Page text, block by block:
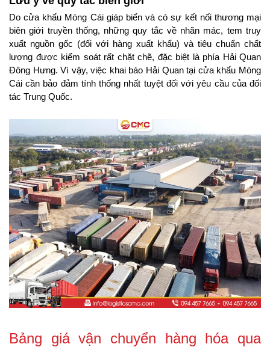
Do cửa khẩu Móng Cái giáp biển và có sự kết nối thương mại
biên giới truyền thống, những quy tắc về nhãn mác, tem truy
xuất nguồn gốc (đối với hàng xuất khẩu) và tiêu chuẩn chất
lượng được kiểm soát rất chặt chẽ, đặc biệt là phía Hải Quan
Đông Hưng. Vì vậy, việc khai báo Hải Quan tại cửa khẩu Móng
Cái cần bảo đảm tính thống nhất tuyệt đối với yêu cầu của đối
tác Trung Quốc.
Bảng giá vận chuyển hàng hóa qua